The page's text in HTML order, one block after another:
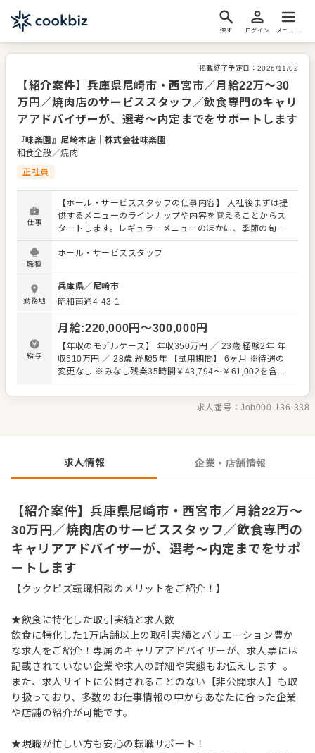
探す ログイン メニュー
掲載終了予定日： 2026/11/02
【紹介案件】兵庫県尼崎市・西宮市／月給22万～30
万円／焼肉店のサービススタッフ／飲食専門のキャリ
アアドバイザーが、選考～内定までをサポートします
『味楽園』尼崎本店
株式会社味楽園
和食全般／焼肉
正社員
仕事
【ホール・サービススタッフの仕事内容】 入社後まずは提
供するメニューのラインナップや内容を覚えることからス
タートします。レギュラーメニューのほかに、季節の旬を
使った限定メニューを提供することもありますので、お客
さまに説明できるよう調理スタッフとの連携やコミュニケ
フは店舗の顔となります。感謝の言葉をいただいたり、改
善要求などのご意見を直接いただくこともあります。それ
らの内容を店舗メンバーに共有しながら、よりよいお店づ
くりを心がけてください。オペレーション改善や構築につ
いてのアイデアも大歓迎です。 【具体的には…】 ・開店、
閉店準備、清掃 ・お席へのご案内、オーダーテイク、レジ
対応など接客全般 ・ドリンク作り、提供 ・テーブルの片づ
け ・予約管理、電話対応 など 入社後はスキルに合わせた
ましょう。先輩スタッフがあなたの成長をサポートします
ので、経験が浅い方も安心してスタートできる環境です。
転職支援窓口』までお問合せください！
職種
ホール・サービススタッフ
勤務地
兵庫県／ 尼崎市
昭和南通4-43-1
給与
月給:220,000円〜300,000円
【年収のモデルケース】 年収350万円 ／ 23歳 経験2年 年
収510万円 ／ 28歳 経験5年 【試用期間】 6ヶ月 ※待遇の
変更なし ※みなし残業35時間￥43,794～￥61,002を含
む。超過分は別途支給。
求人番号：Job000-136-338
求人情報 企業・店舗情報
【紹介案件】兵庫県尼崎市・西宮市／月給22万～
30万円／焼肉店のサービススタッフ／飲食専門の
キャリアアドバイザーが、選考～内定までをサポ
ートします
【クックビズ転職相談のメリットをご紹介！】
★飲食に特化した取引実績と求人数
飲食に特化した1万店舗以上の取引実績とバリエーション豊か
な求人をご紹介！専属のキャリアアドバイザーが、求人票には
記載されていない企業や求人の詳細や実態もお伝えします 。
また、求人サイトに公開されることのない【非公開求人】も取
り扱っており、多数のお仕事情報の中からあなたに合った企業
や店舗の紹介が可能です。
★現職が忙しい方も安心の転職サポート！